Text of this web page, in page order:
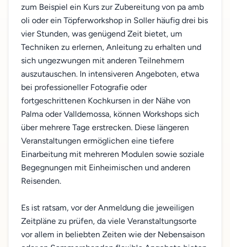
zum Beispiel ein Kurs zur Zubereitung von pa amb
oli oder ein Töpferworkshop in Soller häufig drei bis
vier Stunden, was genügend Zeit bietet, um
Techniken zu erlernen, Anleitung zu erhalten und
sich ungezwungen mit anderen Teilnehmern
auszutauschen. In intensiveren Angeboten, etwa
bei professioneller Fotografie oder
fortgeschrittenen Kochkursen in der Nähe von
Palma oder Valldemossa, können Workshops sich
über mehrere Tage erstrecken. Diese längeren
Veranstaltungen ermöglichen eine tiefere
Einarbeitung mit mehreren Modulen sowie soziale
Begegnungen mit Einheimischen und anderen
Reisenden.
Es ist ratsam, vor der Anmeldung die jeweiligen
Zeitpläne zu prüfen, da viele Veranstaltungsorte
vor allem in beliebten Zeiten wie der Nebensaison